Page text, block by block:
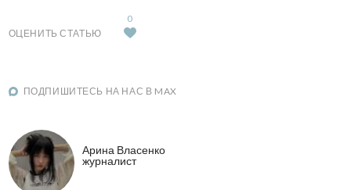
ОЦЕНИТЬ СТАТЬЮ
0
ПОДПИШИТЕСЬ НА НАС В MAX
Арина Власенко
журналист